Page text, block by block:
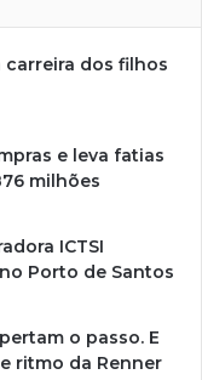
carreira dos filhos
e leva fatias
milhões
ICTSI
Porto de Santos
o passo. E
ritmo da Renner